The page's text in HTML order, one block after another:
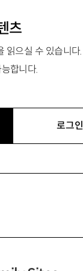
츠
읽으실 수 있습니다.
합니다.
로그